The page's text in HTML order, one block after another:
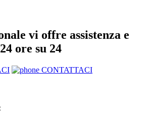
vi offre assistenza e
ore su 24
CONTATTACI